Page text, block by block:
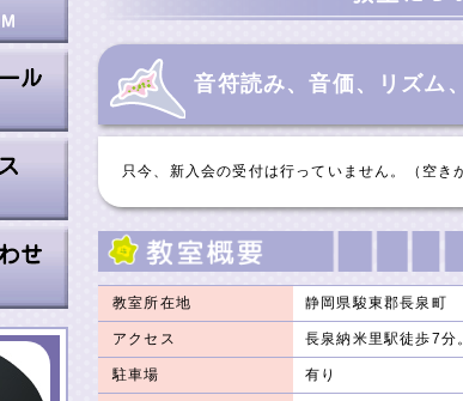
音符読み、音価、リズム
只今、新入会の受付は行っていません。（空
教室所在地 静岡県駿東郡長泉町
アクセス 長泉納米里駅徒歩7分
駐車場 有り